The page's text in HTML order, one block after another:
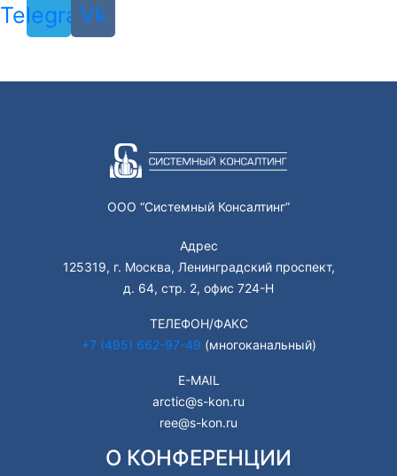
Telegram
Vk
ООО “Системный Консалтинг”
Адрес
125319, г. Москва, Ленинградский проспект,
д. 64, стр. 2, офис 724-Н
ТЕЛЕФОН/ФАКС
+7 (495) 662-97-49 (многоканальный)
E-MAIL
arctic@s-kon.ru
ree@s-kon.ru
О КОНФЕРЕНЦИИ